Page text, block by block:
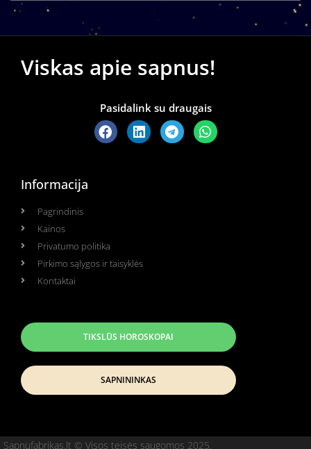
Viskas apie sapnus!
Pasidalink su draugais
Informacija
Pagrindinis
Kainos
Privatumo politika
Pirkimo sąlygos ir taisyklės
Kontaktai
TIKSLŪS HOROSKOPAI
SAPNININKAS
Sapnufabrikas.lt © Visos teisės saugomos 2025.